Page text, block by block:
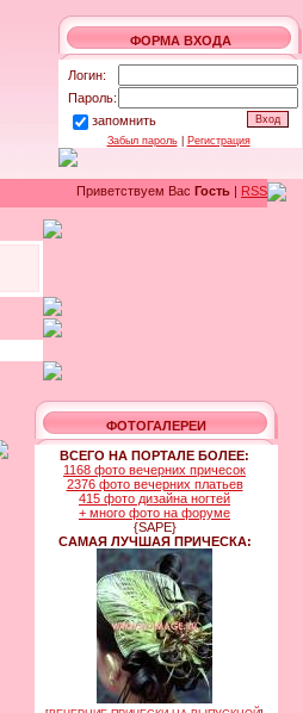
ФОРМА ВХОДА
Логин:
Пароль:
запомнить
Забыл пароль| Регистрация
Приветствуем Вас Гость | RSS
ФОТОГАЛЕРЕИ
ВСЕГО НА ПОРТАЛЕ БОЛЕЕ:
1168 фото вечерних причесок
2376 фото вечерних платьев
415 фото дизайна ногтей
+ много фото на форуме
{SAPE}
САМАЯ ЛУЧШАЯ ПРИЧЕСКА: